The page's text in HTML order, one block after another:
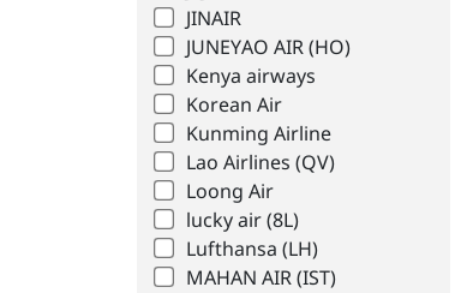
JINAIR
JUNEYAO AIR (HO)
Kenya airways
Korean Air
Kunming Airline
Lao Airlines (QV)
Loong Air
lucky air (8L)
Lufthansa (LH)
MAHAN AIR (IST)